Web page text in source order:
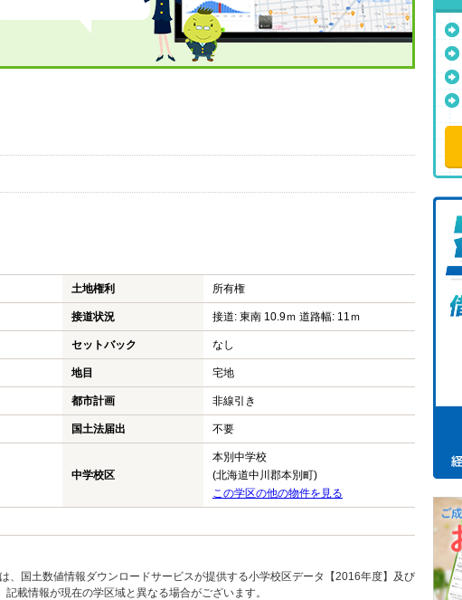
土地権利 所有権
接道状況 接道: 東南 10.9ｍ 道路幅: 11ｍ
セットバック なし
地目 宅地
都市計画 非線引き
国土法届出 不要
中学校区
本別中学校
(北海道中川郡本別町)
この学区の他の物件を見る
、国土数値情報ダウンロードサービスが提供する小学校区データ【2016年度】及び
載情報が現在の学区域と異なる場合がございます。